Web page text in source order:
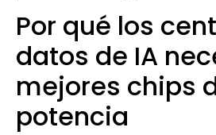
Por qué los
datos de IA
mejores chips
potencia